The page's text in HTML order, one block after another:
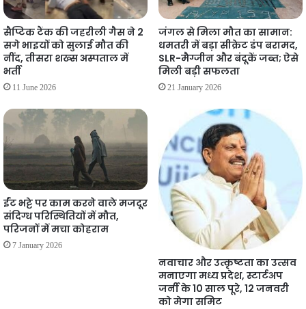
सैप्टिक टैंक की जहरीली गैस ने 2
सगे भाइयों को सुलाई मौत की
नींद, तीसरा शख्स अस्पताल में
भर्ती
11 June 2026
जंगल से मिला मौत का सामान:
धमतरी में बड़ा सीक्रेट डंप बरामद,
SLR-मैग्जीन और बंदूकें जब्त; ऐसे
मिली बड़ी सफलता
21 January 2026
ईंट भट्टे पर काम करने वाले मजदूर
संदिग्ध परिस्थितियों में मौत,
परिजनों में मचा कोहराम
7 January 2026
नवाचार और उत्कृष्टता का उत्सव
मनाएगा मध्य प्रदेश, स्टार्टअप
जर्नी के 10 साल पूरे, 12 जनवरी
को मेगा समिट